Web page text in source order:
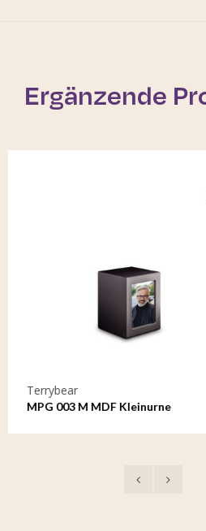
Ergänzende
Kleinurne